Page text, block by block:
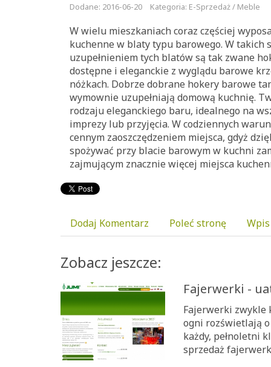
Dodane: 2016-06-20 Kategoria: E-Sprzedaż / Meble
W wielu mieszkaniach coraz częściej
kuchenne w blaty typu barowego. W takich
uzupełnieniem tych blatów są tak zwane
dostępne i eleganckie z wyglądu barowe
nóżkach. Dobrze dobrane hokery barowe
wymownie uzupełniają domową kuchnię.
rodzaju eleganckiego baru, idealnego na
imprezy lub przyjęcia. W codziennych
cennym zaoszczędzeniem miejsca, gdyż
spożywać przy blacie barowym w kuchni
zajmującym znacznie więcej miejsca
Dodaj Komentarz Poleć stronę
Zobacz jeszcze:
Fajerwerki -
Fajerwerki zwykle
ogni rozświetlają o
każdy, pełnoletni
sprzedaż